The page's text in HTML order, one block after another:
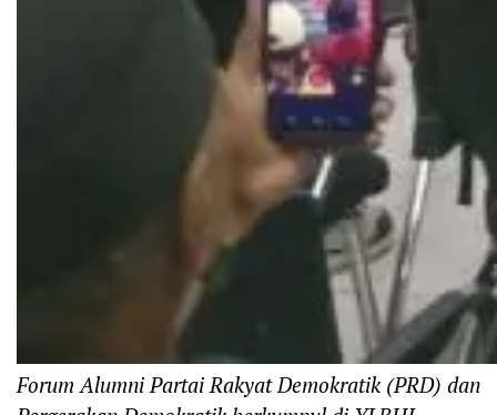
Forum Alumni Partai Rakyat Demokratik (PRD) dan